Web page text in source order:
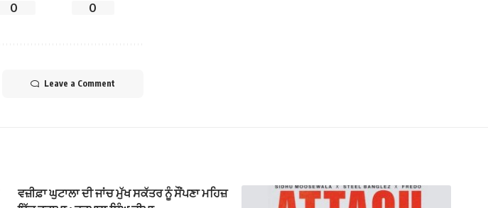
0 0
Leave a Comment
ਵਜ਼ੀਫ਼ਾ ਘੁਟਾਲਾ ਦੀ ਜਾਂਚ ਮੁੱਖ ਸਕੱਤਰ ਨੂੰ ਸੌਂਪਣਾ ਮਹਿਜ਼